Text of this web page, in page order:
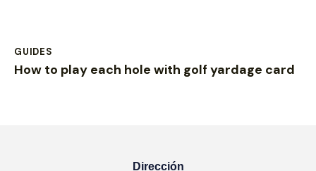
GUIDES
How to play each hole with golf yardage card
Dirección